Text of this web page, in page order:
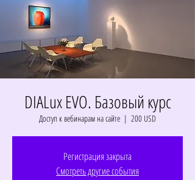
DIALux EVO. Базовый курс
Доступ к вебинарам на сайте
  |
200 USD
Регистрация закрыта
Смотреть другие события